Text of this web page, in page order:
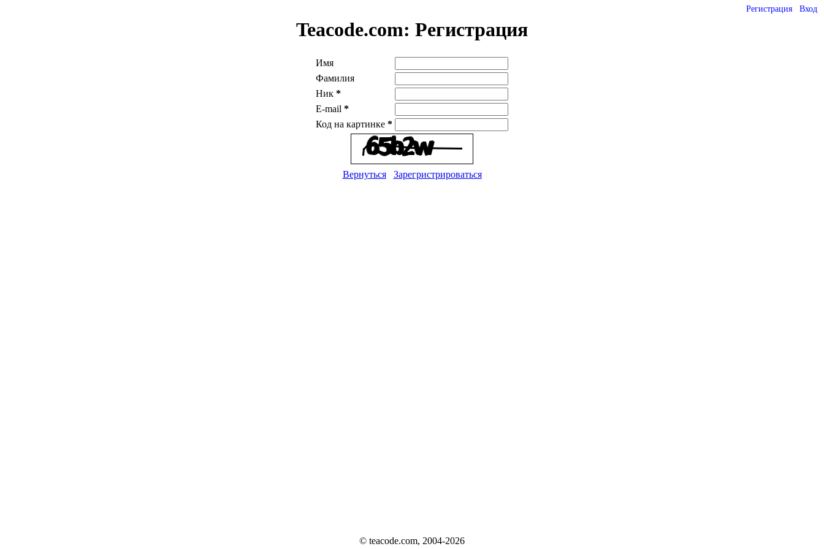
Регистрация Вход
Teacode.com: Регистрация
Имя
Фамилия
Ник *
E-mail *
Код на картинке *
Вернуться Зарегристрироваться
© teacode.com, 2004-2026